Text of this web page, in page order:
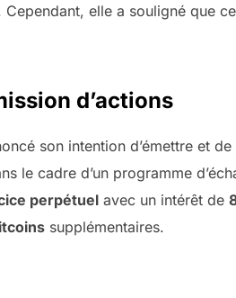
Cependant, elle a souligné que
d’actions
son intention d’émettre et
le cadre d’un programme
perpétuel avec un intérêt de
supplémentaires.